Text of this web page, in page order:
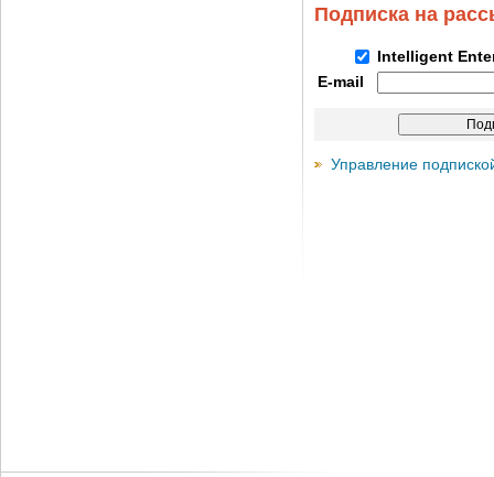
Подписка на
Intelligent
E-mail
Управление